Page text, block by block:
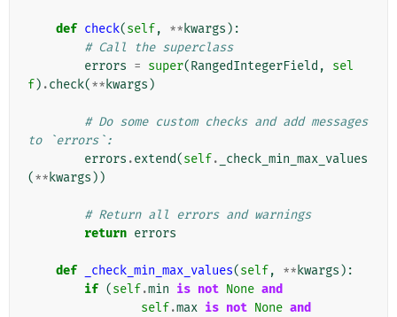
def check(self, ** kwargs ):
# Call the superclass
errors = super(RangedIntegerField ,
sel
f) .check(** kwargs )
# Do some custom checks and add messages
to `errors`:
errors .extend(self.
_check_min_max_values
(** kwargs ))
# Return all errors and warnings
return errors
def _check_min_max_values(self, ** kwargs ):
if (self.min is not None and
self.max is not None and